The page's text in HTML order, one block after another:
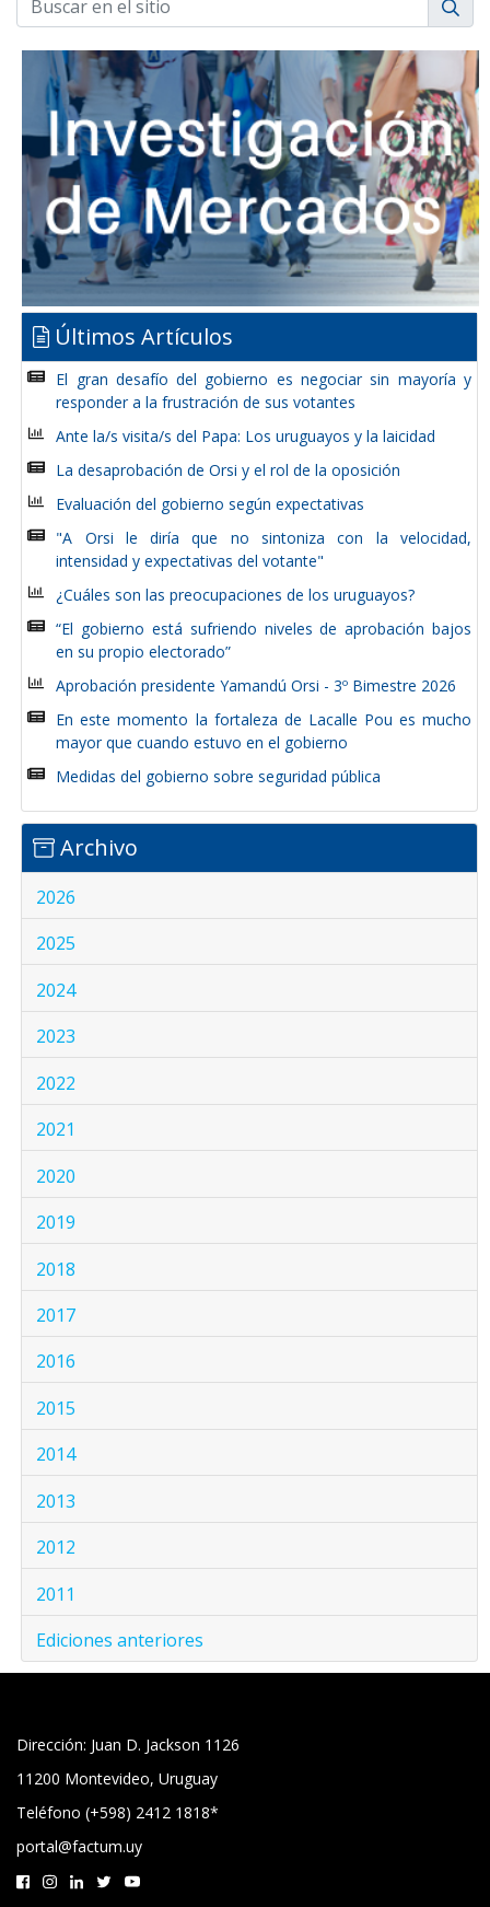
Últimos Artículos
El gran desafío del gobierno es negociar sin mayoría y
responder a la frustración de sus votantes
Ante la/s visita/s del Papa: Los uruguayos y la laicidad
La desaprobación de Orsi y el rol de la oposición
Evaluación del gobierno según expectativas
"A Orsi le diría que no sintoniza con la velocidad,
intensidad y expectativas del votante"
¿Cuáles son las preocupaciones de los uruguayos?
“El gobierno está sufriendo niveles de aprobación bajos
en su propio electorado”
Aprobación presidente Yamandú Orsi - 3º Bimestre 2026
En este momento la fortaleza de Lacalle Pou es mucho
mayor que cuando estuvo en el gobierno
Medidas del gobierno sobre seguridad pública
Archivo
2026
2025
2024
2023
2022
2021
2020
2019
2018
2017
2016
2015
2014
2013
2012
2011
Ediciones anteriores
Dirección: Juan D. Jackson 1126
11200 Montevideo, Uruguay
Teléfono (+598) 2412 1818*
portal@factum.uy